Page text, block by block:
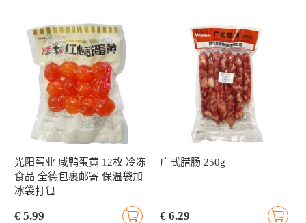
光阳蛋业 咸鸭蛋黄 12枚 冷冻
食品 全德包裹邮寄 保温袋加
冰袋打包
€ 5.99
广式腊肠 250g
€ 6.29